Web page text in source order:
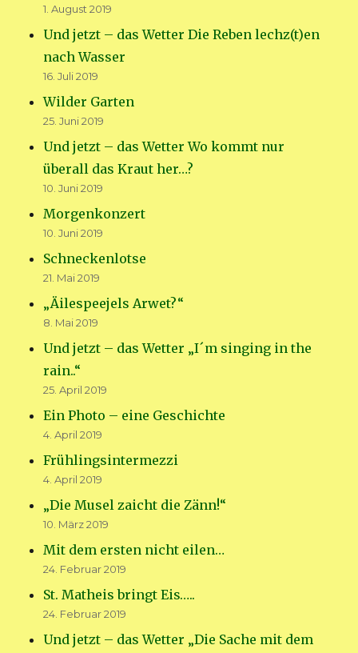
1. August 2019
Und jetzt – das Wetter Die Reben lechz(t)en
nach Wasser
16. Juli 2019
Wilder Garten
25. Juni 2019
Und jetzt – das Wetter Wo kommt nur
überall das Kraut her…?
10. Juni 2019
Morgenkonzert
10. Juni 2019
Schneckenlotse
21. Mai 2019
„Äilespeejels Arwet?“
8. Mai 2019
Und jetzt – das Wetter „I´m singing in the
rain..“
25. April 2019
Ein Photo – eine Geschichte
4. April 2019
Frühlingsintermezzi
4. April 2019
„Die Musel zaicht die Zänn!“
10. März 2019
Mit dem ersten nicht eilen…
24. Februar 2019
St. Matheis bringt Eis…..
24. Februar 2019
Und jetzt – das Wetter „Die Sache mit dem